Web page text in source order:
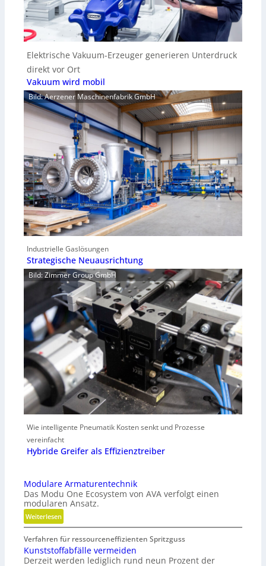
Elektrische Vakuum-Erzeuger generieren Unterdruck
direkt vor Ort
Vakuum wird mobil
Bild: Aerzener Maschinenfabrik GmbH
Industrielle Gaslösungen
Strategische Neuausrichtung
Bild: Zimmer Group GmbH
Wie intelligente Pneumatik Kosten senkt und Prozesse
vereinfacht
Hybride Greifer als Effizienztreiber
Modulare Armaturentechnik
Das Modu One Ecosystem von AVA verfolgt einen
modularen Ansatz.
Weiterlesen:
M
o
d
u
Verfahren für ressourceneffizienten Spritzguss
Kunststoffabfälle vermeiden
Derzeit werden lediglich rund neun Prozent der